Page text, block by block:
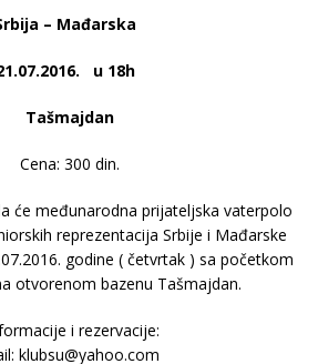
– Mađarska
u 18h
Tašmajdan
Cena: 300 din.
će međunarodna prijateljska vaterpolo
reprezentacija Srbije i Mađarske
godine ( četvrtak ) sa početkom
otvorenom bazenu Tašmajdan.
i rezervacije:
klubsu@yahoo.com